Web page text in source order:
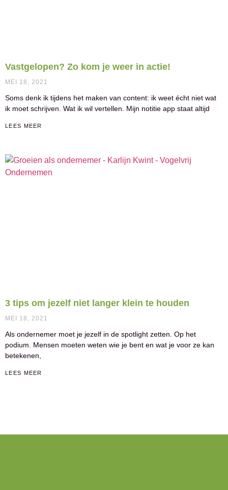
Vastgelopen? Zo kom je weer in actie!
MEI 18, 2021
Soms denk ik tijdens het maken van content: ik weet écht niet wat
ik moet schrijven. Wat ik wil vertellen. Mijn notitie app staat altijd
LEES MEER
3 tips om jezelf niet langer klein te houden
MEI 18, 2021
Als ondernemer moet je jezelf in de spotlight zetten. Op het
podium. Mensen moeten weten wie je bent en wat je voor ze kan
betekenen,
LEES MEER